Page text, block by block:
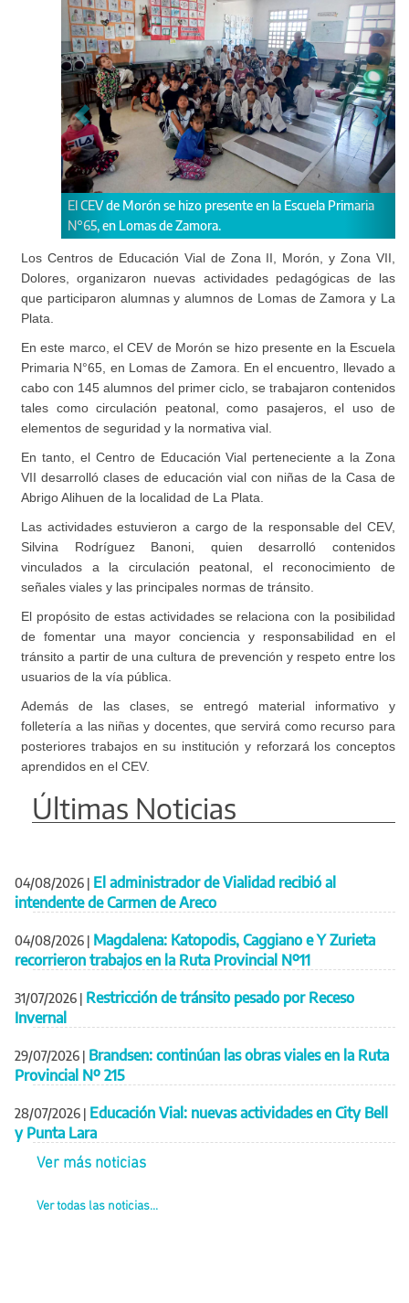
en la Escuela Primaria
El CEV de Dolores desarrolló clases de
niñas de la Casa de Abrigo Alihuen.
Los Centros de Educación Vial de Zona II, Morón, y Zona VII,
Dolores, organizaron nuevas actividades pedagógicas de las
que participaron alumnas y alumnos de Lomas de Zamora y La
Plata.
En este marco, el CEV de Morón se hizo presente en la Escuela
Primaria N°65, en Lomas de Zamora. En el encuentro, llevado a
cabo con 145 alumnos del primer ciclo, se trabajaron contenidos
tales como circulación peatonal, como pasajeros, el uso de
elementos de seguridad y la normativa vial.
En tanto, el Centro de Educación Vial perteneciente a la Zona
VII desarrolló clases de educación vial con niñas de la Casa de
Abrigo Alihuen de la localidad de La Plata.
Las actividades estuvieron a cargo de la responsable del CEV,
Silvina Rodríguez Banoni, quien desarrolló contenidos
vinculados a la circulación peatonal, el reconocimiento de
señales viales y las principales normas de tránsito.
El propósito de estas actividades se relaciona con la posibilidad
de fomentar una mayor conciencia y responsabilidad en el
tránsito a partir de una cultura de prevención y respeto entre los
usuarios de la vía pública.
Además de las clases, se entregó material informativo y
folletería a las niñas y docentes, que servirá como recurso para
posteriores trabajos en su institución y reforzará los conceptos
aprendidos en el CEV.
Últimas Noticias
04/08/2026 | El administrador de Vialidad recibió al
intendente de Carmen de Areco
04/08/2026 | Magdalena: Katopodis, Caggiano e Y Zurieta
recorrieron trabajos en la Ruta Provincial Nº11
31/07/2026 | Restricción de tránsito pesado por Receso
Invernal
29/07/2026 | Brandsen: continúan las obras viales en la Ruta
Provincial Nº 215
28/07/2026 | Educación Vial: nuevas actividades en City Bell
y Punta Lara
Ver más noticias
Ver todas las noticias...